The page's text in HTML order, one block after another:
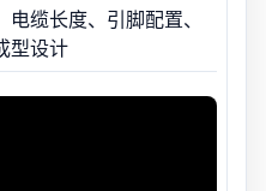
缆长度、引脚配置、
型设计